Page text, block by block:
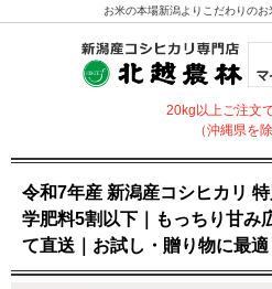
お米の本場新潟よりこだわりのお
20kg以上ご注文
（沖縄県を除
令和7年産 新潟産コシヒカリ
学肥料5割以下｜もっちり甘み
て直送｜お試し・贈り物に最適